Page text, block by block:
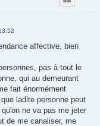
affective, bien
pas à tout le
qui au demeurant
fait énormément
ladite personne peut
ne va pas me jeter
de me canaliser, me